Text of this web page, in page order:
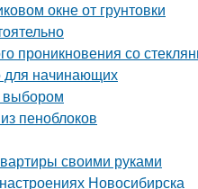
окне от грунтовки
проникновения со
для начинающих
выбором
пеноблоков
своими руками
Новосибирска